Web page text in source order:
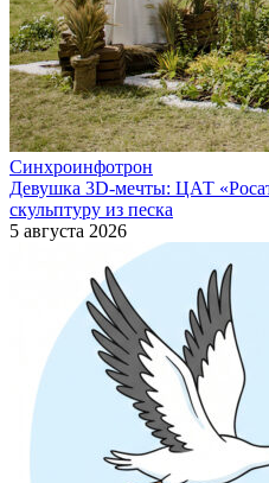
Синхроинфотрон
Девушка 3D-мечты: ЦАТ
скульптуру из песка
5 августа 2026